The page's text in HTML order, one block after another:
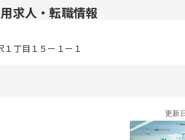
求人・転職情報
丁目１５ー１ー１
更新